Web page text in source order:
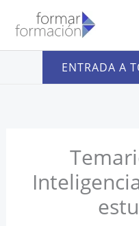
contenido
ENTRADA A